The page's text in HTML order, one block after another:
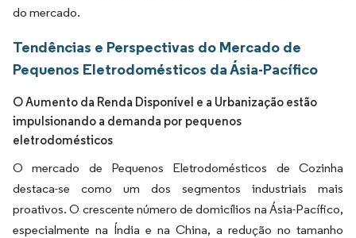
do mercado.
Tendências e Perspectivas do Mercado de
Pequenos Eletrodomésticos da Ásia-Pacífico
O Aumento da Renda Disponível e a Urbanização estão
impulsionando a demanda por pequenos
eletrodomésticos
O mercado de Pequenos Eletrodomésticos de Cozinha
destaca-se como um dos segmentos industriais mais
proativos. O crescente número de domicílios na Ásia-Pacífico,
especialmente na Índia e na China, a redução no tamanho